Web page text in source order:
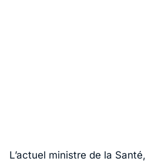
L’actuel ministre de la Santé,